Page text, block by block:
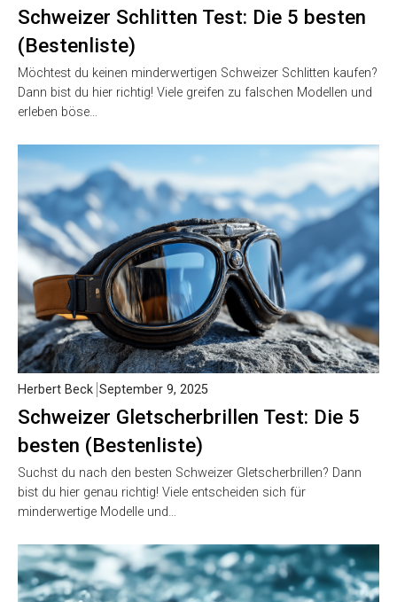
Schweizer Schlitten Test: Die 5 besten
(Bestenliste)
Möchtest du keinen minderwertigen Schweizer Schlitten kaufen?
Dann bist du hier richtig! Viele greifen zu falschen Modellen und
erleben böse…
Schweizer Gletscherbrillen Test: Die 5
besten (Bestenliste)
Herbert Beck September 9, 2025
Suchst du nach den besten Schweizer Gletscherbrillen? Dann
bist du hier genau richtig! Viele entscheiden sich für
minderwertige Modelle und…